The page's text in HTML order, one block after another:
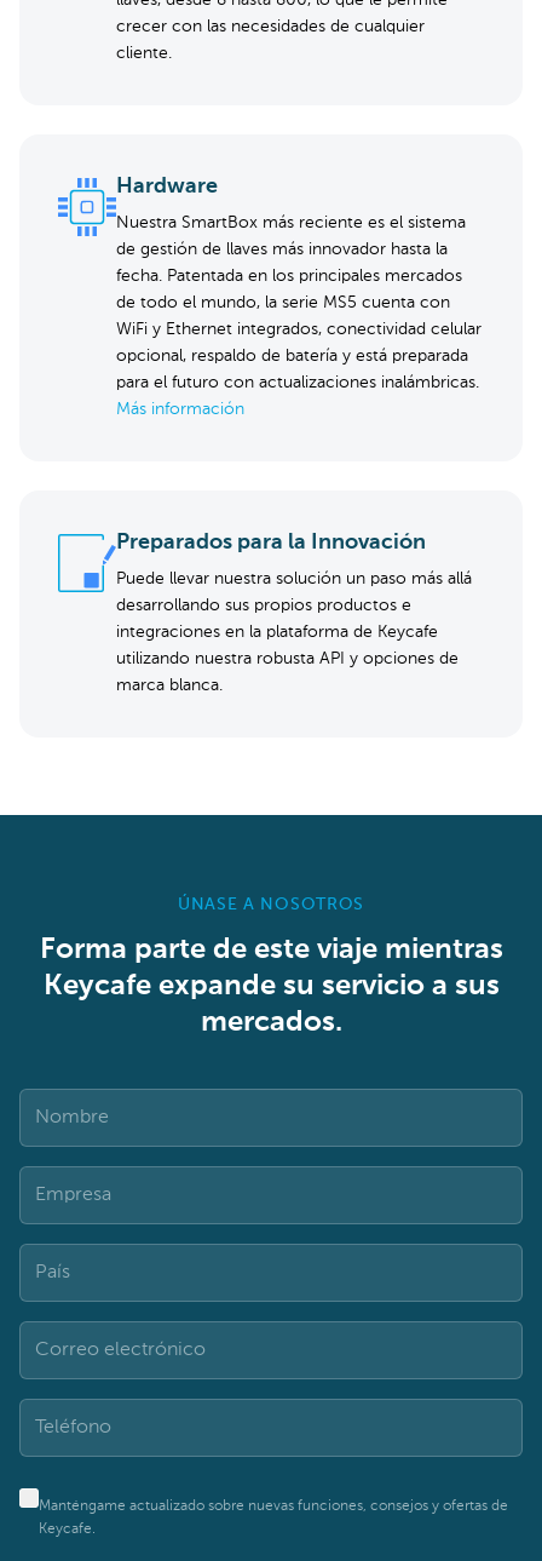
crecer con las necesidades de cualquier
cliente.
Hardware
Nuestra SmartBox más reciente es el sistema
de gestión de llaves más innovador hasta la
fecha. Patentada en los principales mercados
de todo el mundo, la serie MS5 cuenta con
WiFi y Ethernet integrados, conectividad celular
opcional, respaldo de batería y está preparada
para el futuro con actualizaciones inalámbricas.
Más información
Preparados para la Innovación
Puede llevar nuestra solución un paso más allá
desarrollando sus propios productos e
integraciones en la plataforma de Keycafe
utilizando nuestra robusta API y opciones de
marca blanca.
ÚNASE A NOSOTROS
Forma parte de este viaje mientras
Keycafe expande su servicio a sus
mercados.
Manténgame actualizado sobre nuevas funciones, consejos y ofertas de
Keycafe.